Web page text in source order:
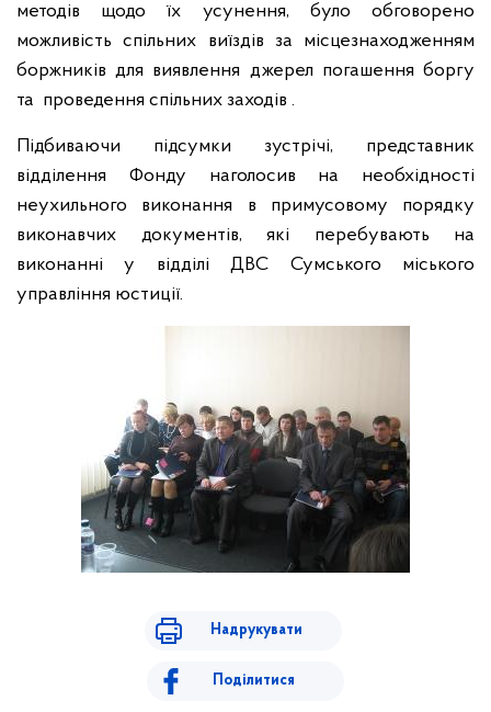
методів щодо їх усунення, було обговорено
можливість спільних виїздів за місцезнаходженням
боржників для виявлення джерел погашення боргу
та проведення спільних заходів .
Підбиваючи підсумки зустрічі, представник
відділення Фонду наголосив на необхідності
неухильного виконання в примусовому порядку
виконавчих документів, які перебувають на
виконанні у відділі ДВС Сумського міського
управління юстиції.
Надрукувати
Поділитися